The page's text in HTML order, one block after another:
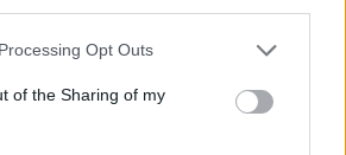
website/app uses one or more Google
or usage behaviour. You may click to
to Google and its third-party tags to
specified purposes in below Google
Opt Outs
of the Sharing of my